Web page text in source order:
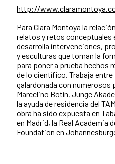
http://
Para Clara Montoya la
relatos y retos conceptuales
desarrolla intervenciones,
y esculturas que toman la
para poner a prueba hechos
de lo científico. Trabaja entre
galardonada con numerosos
Marcelino Botín, Junge
la ayuda de residencia del
obra ha sido expuesta en
en Madrid, la Real Academia
Foundation en